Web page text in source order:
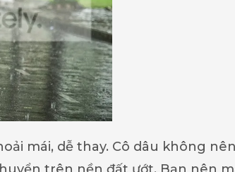
mái, dễ thay. Cô dâu không nên